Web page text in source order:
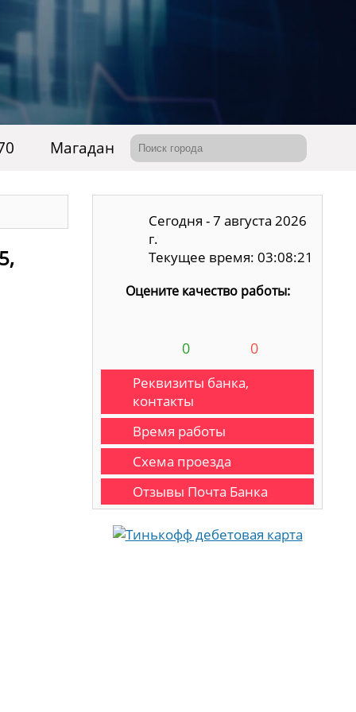
Магадан
Сегодня - 7 августа 2026
г.
Текущее время: 03:08:22
Оцените качество работы:
0 0
Реквизиты банка,
контакты
Время работы
Схема проезда
Отзывы Почта Банка